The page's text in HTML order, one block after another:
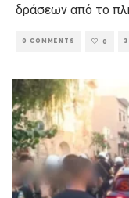
δράσεων από το
0 COMMENTS 0 3